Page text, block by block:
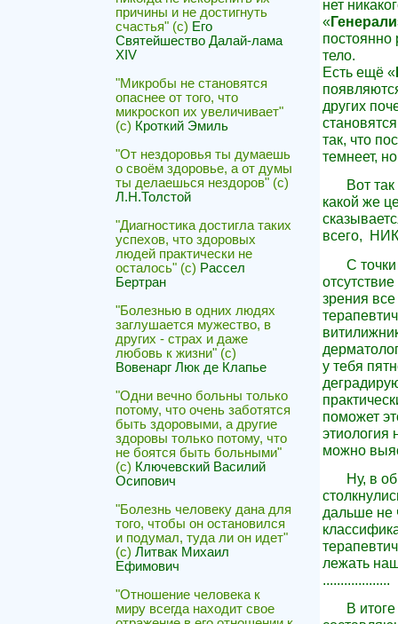
причины и не достигнуть
счастья" (с) Его
Святейшество Далай-лама
XIV
"Микробы не становятся
опаснее от того, что
микроскоп их увеличивает"
(с) Кроткий Эмиль
"От нездоровья ты думаешь
о своём здоровье, а от думы
ты делаешься нездоров" (с)
Л.Н.Толстой
"Диагностика достигла таких
успехов, что здоровых
людей практически не
осталось" (с) Рассел
Бертран
"Болезнью в одних людях
заглушается мужество, в
других - страх и даже
любовь к жизни" (с)
Вовенарг Люк де Клапье
"Одни вечно больны только
потому, что очень заботятся
быть здоровыми, а другие
здоровы только потому, что
не боятся быть больными"
(с) Ключевский Василий
Осипович
"Болезнь человеку дана для
того, чтобы он остановился
и подумал, туда ли он идет"
(с) Литвак Михаил
Ефимович
"Отношение человека к
миру всегда находит свое
нет
«
постоянно
тело.
Есть ещё «
других
так, что
темнеет,
Вот
какой же
всего,
С
зрения
у тебя
поможет
этиология
можно
Ну, в
дальше не
лежать
...................
В